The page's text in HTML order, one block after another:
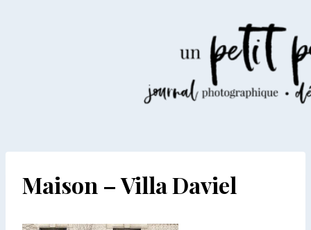
Maison – Villa Daviel